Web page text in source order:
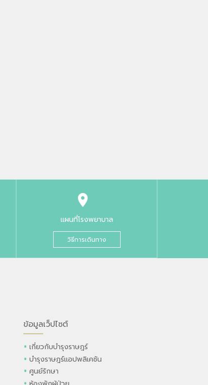
แผนที่โรงพยาบาล
วิธีการเดินทาง
ข้อมูลเว็ปไซต์
เกี่ยวกับบำรุงราษฎร์
บำรุงราษฎร์แอปพลิเคชัน
ศูนย์รักษา